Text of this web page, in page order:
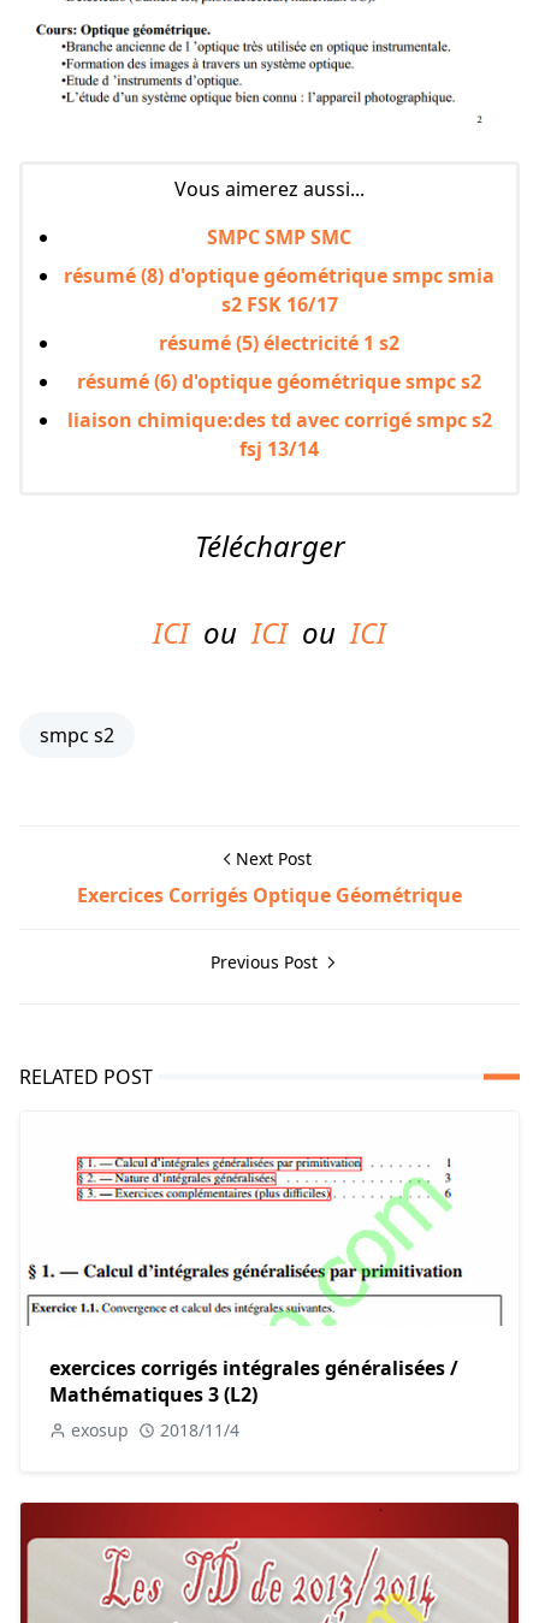
Vous aimerez aussi...
SMPC SMP SMC
résumé (8) d'optique géométrique smpc smia
s2 FSK 16/17
résumé (5) électricité 1 s2
résumé (6) d'optique géométrique smpc s2
liaison chimique:des td avec corrigé smpc s2
fsj 13/14
Télécharger
ICIouICIouICI
smpc s2
Next Post
Exercices Corrigés Optique Géométrique
Previous Post
RELATED POST
exercices corrigés intégrales généralisées /
Mathématiques 3 (L2)
exosup 2018/11/4